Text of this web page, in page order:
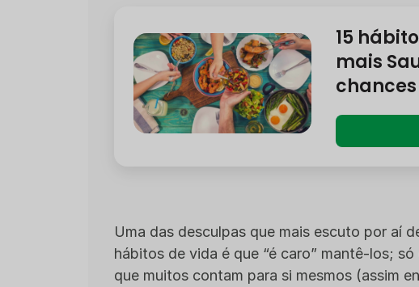
15
mais
chances
Uma das desculpas que mais escuto por aí
hábitos de vida é que “é caro” mantê-los;
que muitos contam para si mesmos (assim